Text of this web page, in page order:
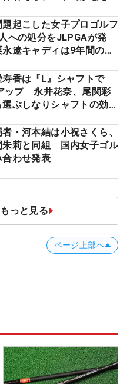
“飛ばしギア”】
起こした女子プロゴルフ
への処分をJLPGAが発
遼キャディは9年間の立
寿香は『L』シャフトで
ップ 永井花奈、尾関彩
選ぶしなりシャフトの効果
・河本結は小祝さくら、
朱莉と同組 国内女子ゴル
合わせ発表
っと見る
ページ上部へ